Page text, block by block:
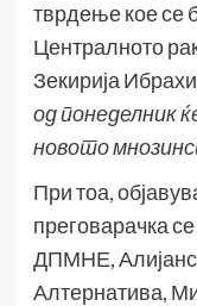
тврдење кое се
Централното
Зекирија
од понеделник
новото
При тоа,
преговарачка
ДПМНЕ,
Алтернатива,